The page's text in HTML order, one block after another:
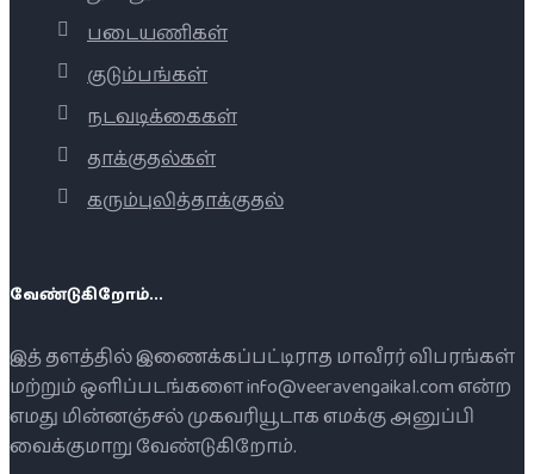
படையணிகள்
குடும்பங்கள்
நடவடிக்கைகள்
தாக்குதல்கள்
கரும்புலித்தாக்குதல்
வேண்டுகிறோம்...
இத் தளத்தில் இணைக்கப்பட்டிராத மாவீரர் விபரங்கள்
மற்றும் ஒளிப்படங்களை info@veeravengaikal.com என்ற
எமது மின்னஞ்சல் முகவரியூடாக எமக்கு அனுப்பி
வைக்குமாறு வேண்டுகிறோம்.